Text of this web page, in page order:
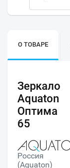
О ТОВАРЕ
Зеркало
Aquaton
Оптима
65
Россия
(Aquaton)